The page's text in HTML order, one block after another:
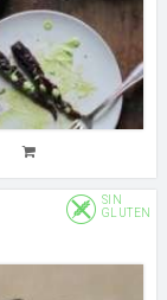
SIN
GLUTEN